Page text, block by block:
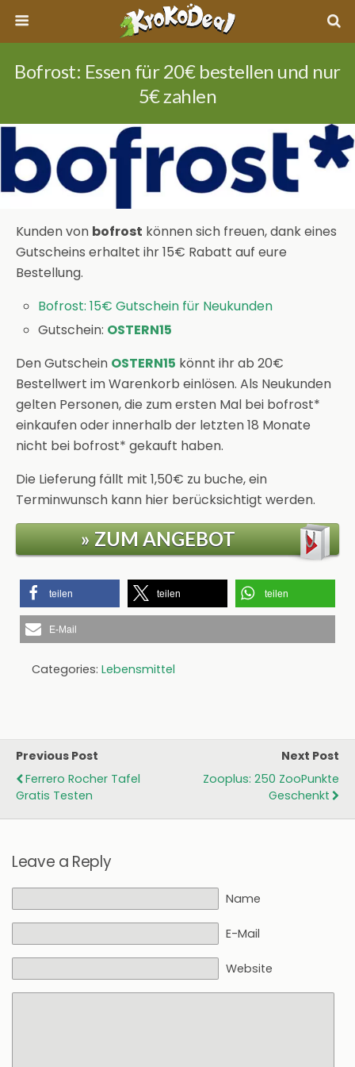
Bofrost: Essen für 20€ bestellen und nur
5€ zahlen
Kunden von bofrost können sich freuen, dank eines
Gutscheins erhaltet ihr 15€ Rabatt auf eure
Bestellung.
Bofrost: 15€ Gutschein für Neukunden
Gutschein: OSTERN15
Den Gutschein OSTERN15 könnt ihr ab 20€
Bestellwert im Warenkorb einlösen. Als Neukunden
gelten Personen, die zum ersten Mal bei bofrost*
einkaufen oder innerhalb der letzten 18 Monate
nicht bei bofrost* gekauft haben.
Die Lieferung fällt mit 1,50€ zu buche, ein
Terminwunsch kann hier berücksichtigt werden.
» ZUM ANGEBOT
teilen teilen teilen
E-Mail
Categories: Lebensmittel
Previous Post
Ferrero Rocher Tafel
Gratis Testen
Next Post
Zooplus: 250 ZooPunkte
Geschenkt
Leave a Reply
Name
E-Mail
Website